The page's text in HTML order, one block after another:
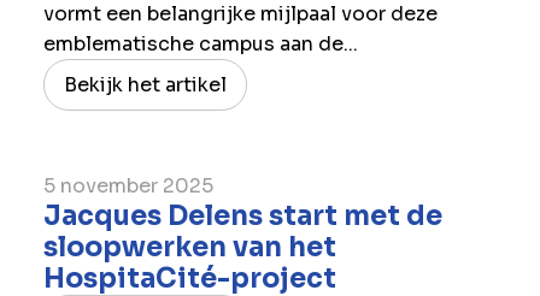
vormt een belangrijke mijlpaal voor deze
emblematische campus aan de...
Bekijk het artikel
5 november 2025
Jacques Delens start met de
sloopwerken van het
HospitaCité-project